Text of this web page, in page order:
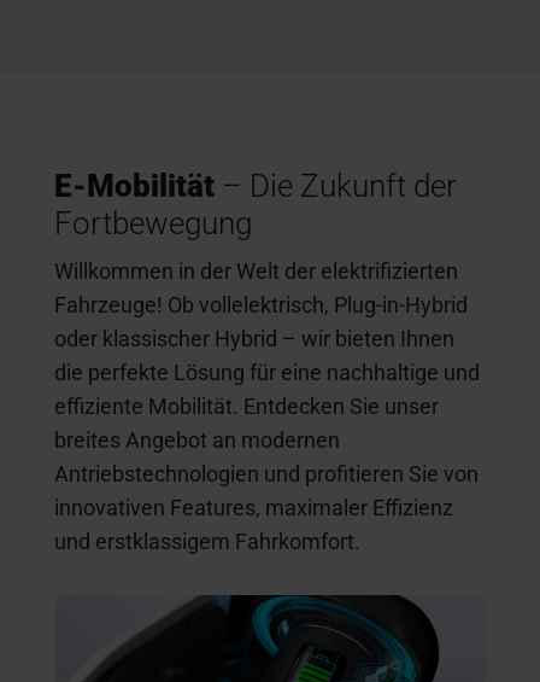
E-Mobilität – Die Zukunft der
Fortbewegung
Willkommen in der Welt der elektrifizierten
Fahrzeuge! Ob vollelektrisch, Plug-in-Hybrid
oder klassischer Hybrid – wir bieten Ihnen
die perfekte Lösung für eine nachhaltige und
effiziente Mobilität. Entdecken Sie unser
breites Angebot an modernen
Antriebstechnologien und profitieren Sie von
innovativen Features, maximaler Effizienz
und erstklassigem Fahrkomfort.